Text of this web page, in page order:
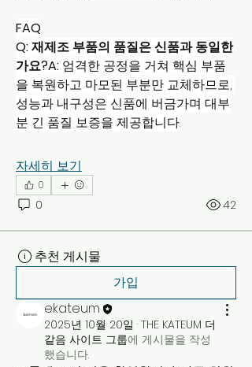
FAQ
Q: 재제조 부품의 품질은 신품과 동일한
가요?A: 엄격한 공정을 거쳐 핵심 부품
을 복원하고 마모된 부분만 교체하므로,
성능과 내구성은 신품에 버금가며 대부
분 긴 품질 보증을 제공합니다.
자세히 보기
0
0 42
추천 게시물
가입
ekateum
2025년 10월 20일 · THE KATEUM 더
같음 사이트 그룹에 게시물을 작성
했습니다.